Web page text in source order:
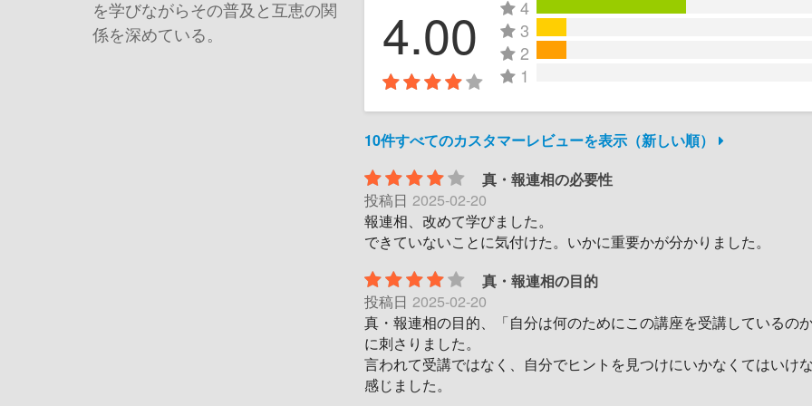
を学びながらその普及と互恵の関
係を深めている。
4.00
4
3
2
1
10件すべてのカスタマーレビューを表示（新しい順）
真・報連相の必要性
投稿日 2025-02-20
報連相、改めて学びました。
できていないことに気付けた。いかに重要かが分かりました。
真・報連相の目的
投稿日 2025-02-20
真・報連相の目的、「自分は何のためにこの講座を受講しているのか
に刺さりました。
言われて受講ではなく、自分でヒントを見つけにいかなくてはいけ
感じました。